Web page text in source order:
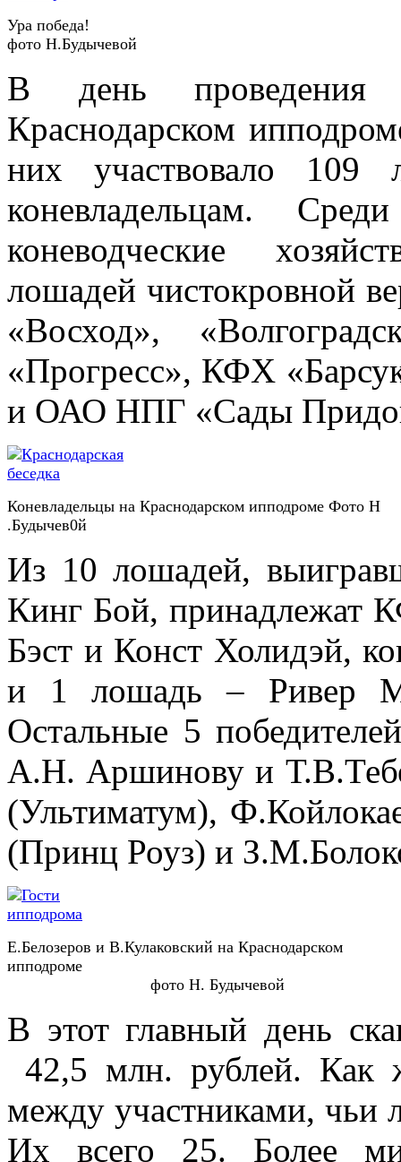
Ура победа!
фото Н.Будычевой
В день проведения
Краснодарском
них участвовало 109
коневладельцам.
коневодческие
лошадей чистокровной
«Восход»,
«Прогресс», КФХ
и ОАО НПГ «Сады
Коневладельцы на Краснодарском ипподроме Фото Н
.Будычев0й
Из 10 лошадей,
Кинг Бой, принадлежат
Бэст и Конст Холидэй,
и 1 лошадь – Ривер
Остальные 5
А.Н. Аршинову и
(Ультиматум),
(Принц Роуз) и
Е.Белозеров и В.Кулаковский на Краснодарском
фото Н. Будычевой
В этот главный день
42,5 млн. рублей. Как
между участниками, чьи
Их всего 25. Более